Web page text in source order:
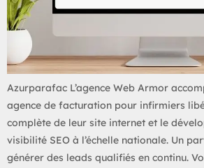
Azurparafac L’agence Web Armor
agence de facturation pour infirmiers
complète de leur site internet et le
visibilité SEO à l’échelle nationale. Un
générer des leads qualifiés en continu.